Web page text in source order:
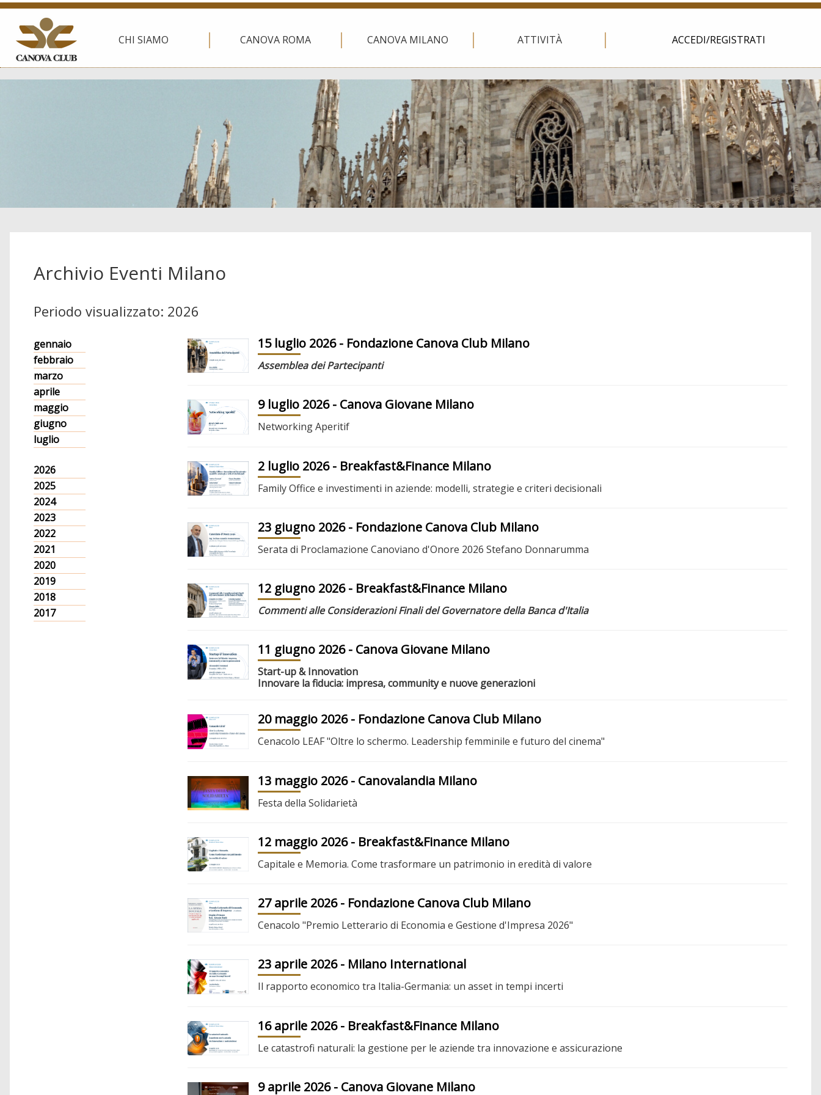
CHI SIAMO CANOVA ROMA CANOVA MILANO ATTIVITÀ ACCEDI/REGISTRATI
Archivio Eventi Milano
Periodo visualizzato: 2026
gennaio
febbraio
marzo
aprile
maggio
giugno
luglio
2026
2025
2024
2023
2022
2021
2020
2019
2018
2017
15 luglio 2026- Fondazione Canova Club Milano
Assemblea dei Partecipanti
9 luglio 2026- Canova Giovane Milano
Networking Aperitif
2 luglio 2026- Breakfast&Finance Milano
Family Office e investimenti in aziende: modelli, strategie e criteri decisionali
23 giugno 2026- Fondazione Canova Club Milano
Serata di Proclamazione Canoviano d'Onore 2026 Stefano Donnarumma
12 giugno 2026- Breakfast&Finance Milano
Commenti alle Considerazioni Finali del Governatore della Banca d'Italia
11 giugno 2026- Canova Giovane Milano
Start-up & Innovation
Innovare la fiducia: impresa, community e nuove generazioni
20 maggio 2026- Fondazione Canova Club Milano
Cenacolo LEAF "Oltre lo schermo. Leadership femminile e futuro del cinema"
13 maggio 2026- Canovalandia Milano
Festa della Solidarietà
12 maggio 2026- Breakfast&Finance Milano
Capitale e Memoria. Come trasformare un patrimonio in eredità di valore
27 aprile 2026- Fondazione Canova Club Milano
Cenacolo "Premio Letterario di Economia e Gestione d'Impresa 2026"
23 aprile 2026- Milano International
Il rapporto economico tra Italia-Germania: un asset in tempi incerti
16 aprile 2026- Breakfast&Finance Milano
Le catastrofi naturali: la gestione per le aziende tra innovazione e assicurazione
9 aprile 2026- Canova Giovane Milano